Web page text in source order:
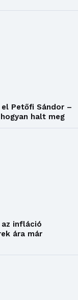
Petőfi Sándor –
halt meg
infláció
ára már